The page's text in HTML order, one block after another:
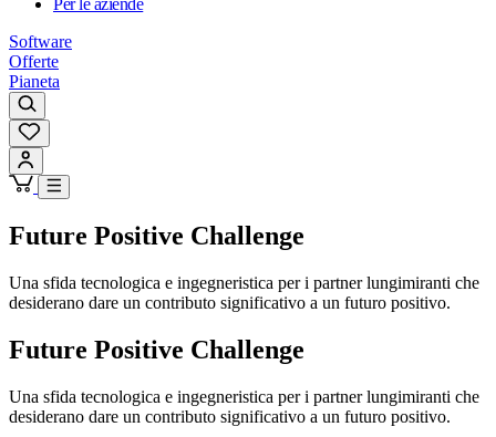
Per le aziende
Software
Offerte
Pianeta
Future Positive Challenge
Una sfida tecnologica e ingegneristica per i partner lungimiranti che
desiderano dare un contributo significativo a un futuro positivo.
Future Positive Challenge
Una sfida tecnologica e ingegneristica per i partner lungimiranti che
desiderano dare un contributo significativo a un futuro positivo.